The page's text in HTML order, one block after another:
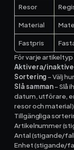
Resor
Material
Fastpris
För varje artikeltyp
Aktivera/
Sortering – Välj
Slå samman– Slå
datum, utförare,
resor och material)
Tillgängliga
Artikelnummer
Antal (stigande/
Enhet (stigande/